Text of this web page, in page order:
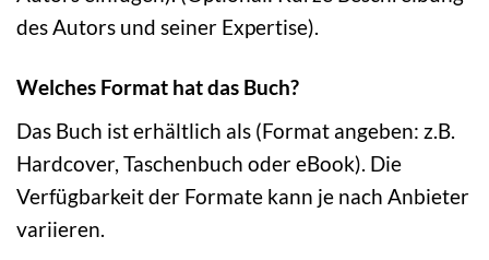
des Autors und seiner Expertise).
Welches Format hat das Buch?
Das Buch ist erhältlich als (Format angeben: z.B.
Hardcover, Taschenbuch oder eBook). Die
Verfügbarkeit der Formate kann je nach Anbieter
variieren.